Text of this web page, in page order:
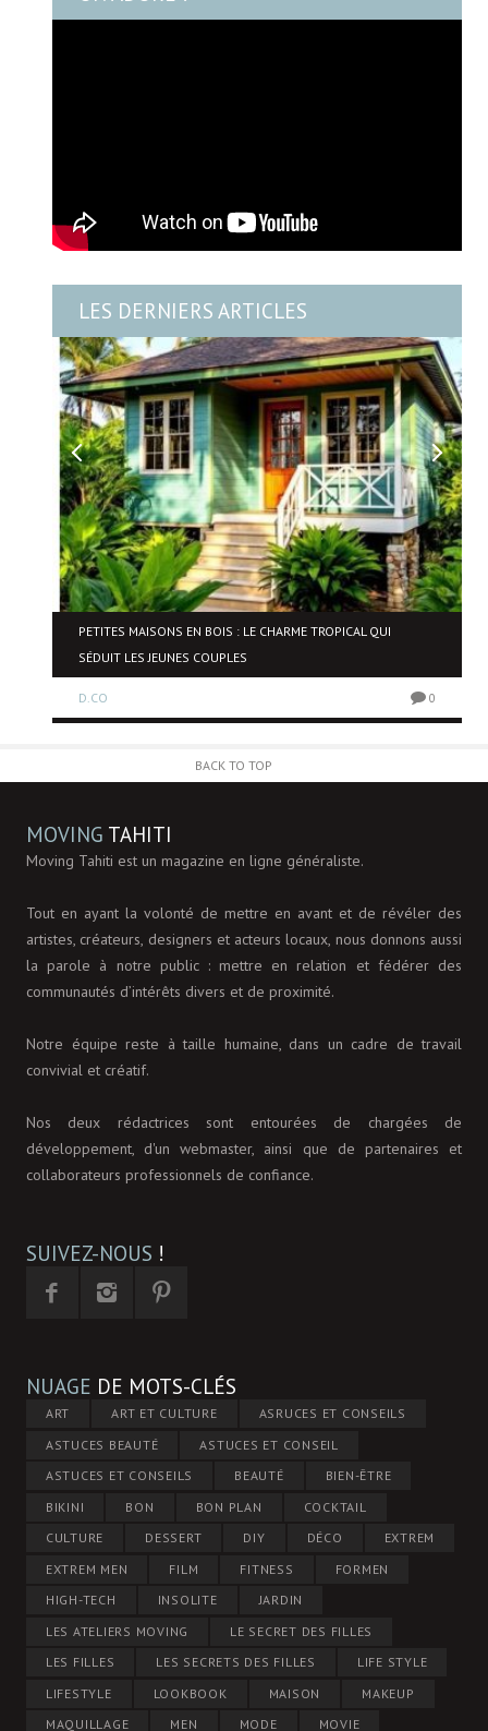
LES DERNIERS ARTICLES
PETITES MAISONS EN BOIS : LE CHARME TROPICAL QUI
SÉDUIT LES JEUNES COUPLES
D.CO 0
BACK TO TOP
MOVING TAHITI
Moving Tahiti est un magazine en ligne généraliste.
Tout en ayant la volonté de mettre en avant et de révéler des
artistes, créateurs, designers et acteurs locaux, nous donnons aussi
la parole à notre public : mettre en relation et fédérer des
communautés d’intérêts divers et de proximité.
Notre équipe reste à taille humaine, dans un cadre de travail
convivial et créatif.
Nos deux rédactrices sont entourées de chargées de
développement, d'un webmaster, ainsi que de partenaires et
collaborateurs professionnels de confiance.
SUIVEZ-NOUS !
NUAGE DE MOTS-CLÉS
ART ART ET CULTURE
ASRUCES ET CONSEILS
ASTUCES BEAUTÉ
ASTUCES ET CONSEIL
ASTUCES ET CONSEILS
BEAUTÉ
BIEN-ÊTRE
BIKINI
BON BON PLAN
COCKTAIL
CULTURE
DESSERT DIY DÉCO
EXTREM
EXTREM MEN
FILM FITNESS
FORMEN
HIGH-TECH
INSOLITE
JARDIN
LES ATELIERS MOVING
LE SECRET DES FILLES
LES FILLES
LES SECRETS DES FILLES
LIFE STYLE
LIFESTYLE
LOOKBOOK MAISON
MAKEUP
MAQUILLAGE
MEN MODE MOVIE